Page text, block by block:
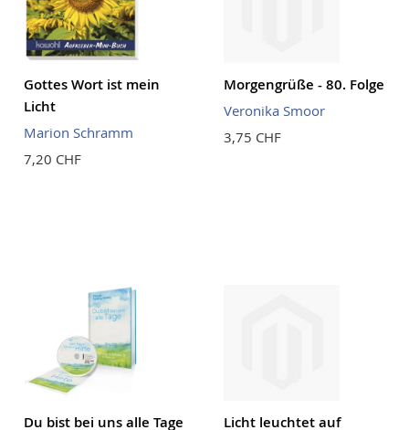
Gottes Wort ist mein
Licht
Marion Schramm
7,20 CHF
Morgengrüße - 80. Folge
Veronika Smoor
3,75 CHF
Du bist bei uns alle Tage Licht leuchtet auf